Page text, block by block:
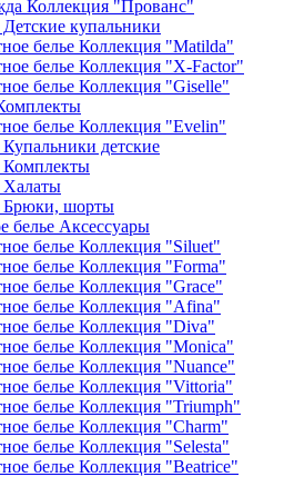
Коллекция "Прованс"
купальники
белье Коллекция "Matilda"
белье Коллекция "X-Factor"
белье Коллекция "Giselle"
белье Коллекция "Evelin"
детские
Комплекты
Халаты
Брюки, шорты
белье Аксессуары
белье Коллекция "Siluet"
белье Коллекция "Forma"
белье Коллекция "Grace"
белье Коллекция "Afina"
белье Коллекция "Diva"
белье Коллекция "Monica"
белье Коллекция "Nuance"
белье Коллекция "Vittoria"
белье Коллекция "Triumph"
белье Коллекция "Charm"
белье Коллекция "Selesta"
белье Коллекция "Beatrice"